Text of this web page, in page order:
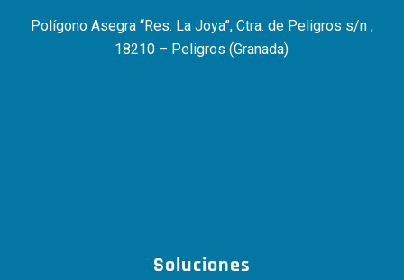
Polígono Asegra “Res. La Joya”, Ctra. de Peligros s/n ,
18210 – Peligros (Granada)
Soluciones